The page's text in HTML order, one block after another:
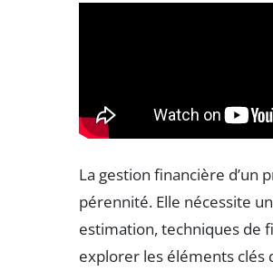
La gestion financière d’un
pérennité. Elle nécessite
estimation, techniques de
explorer les éléments clés